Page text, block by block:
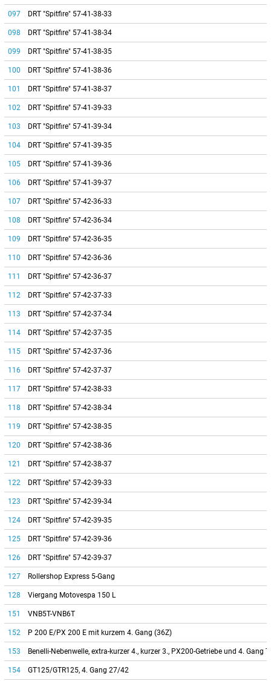
097 DRT "Spitfire" 57-41-38-33
098 DRT "Spitfire" 57-41-38-34
099 DRT "Spitfire" 57-41-38-35
100 DRT "Spitfire" 57-41-38-36
101 DRT "Spitfire" 57-41-38-37
102 DRT "Spitfire" 57-41-39-33
103 DRT "Spitfire" 57-41-39-34
104 DRT "Spitfire" 57-41-39-35
105 DRT "Spitfire" 57-41-39-36
106 DRT "Spitfire" 57-41-39-37
107 DRT "Spitfire" 57-42-36-33
108 DRT "Spitfire" 57-42-36-34
109 DRT "Spitfire" 57-42-36-35
110 DRT "Spitfire" 57-42-36-36
111 DRT "Spitfire" 57-42-36-37
112 DRT "Spitfire" 57-42-37-33
113 DRT "Spitfire" 57-42-37-34
114 DRT "Spitfire" 57-42-37-35
115 DRT "Spitfire" 57-42-37-36
116 DRT "Spitfire" 57-42-37-37
117 DRT "Spitfire" 57-42-38-33
118 DRT "Spitfire" 57-42-38-34
119 DRT "Spitfire" 57-42-38-35
120 DRT "Spitfire" 57-42-38-36
121 DRT "Spitfire" 57-42-38-37
122 DRT "Spitfire" 57-42-39-33
123 DRT "Spitfire" 57-42-39-34
124 DRT "Spitfire" 57-42-39-35
125 DRT "Spitfire" 57-42-39-36
126 DRT "Spitfire" 57-42-39-37
127 Rollershop Express 5-Gang
128 Viergang Motovespa 150 L
151 VNB5T-VNB6T
152 P 200 E/PX 200 E mit kurzem 4. Gang (36Z)
153 Benelli-Nebenwelle, extra-kurzer 4., kurzer 3., PX200-Getriebe und 4. Gang
154 GT125/GTR125, 4. Gang 27/42